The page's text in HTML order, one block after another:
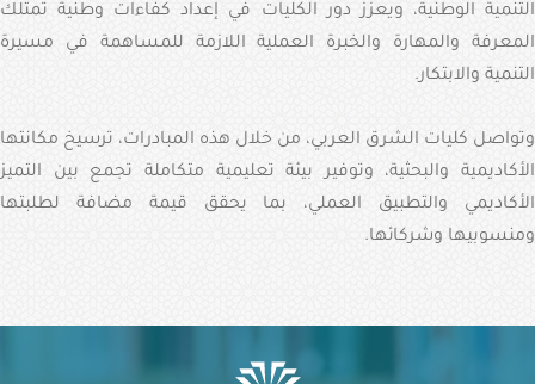
التنمية الوطنية، ويعزز دور الكليات في إعداد كفاءات وطنية تمتلك
المعرفة والمهارة والخبرة العملية اللازمة للمساهمة في مسيرة
التنمية والابتكار.
وتواصل كليات الشرق العربي، من خلال هذه المبادرات، ترسيخ مكانتها
الأكاديمية والبحثية، وتوفير بيئة تعليمية متكاملة تجمع بين التميز
الأكاديمي والتطبيق العملي، بما يحقق قيمة مضافة لطلبتها
ومنسوبيها وشركائها.